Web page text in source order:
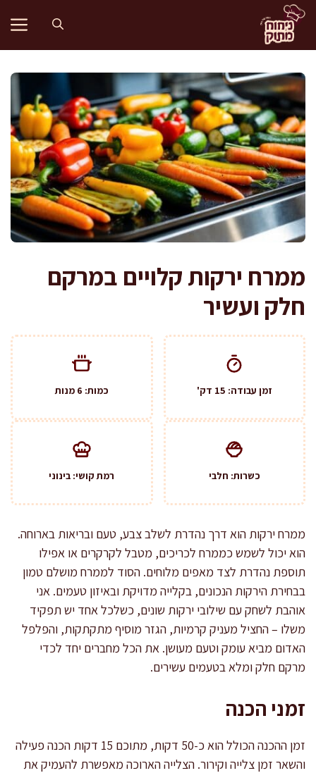
לדלג
לתוכן
ממרח ירקות קלויים במרקם
חלק ועשיר
זמן עבודה: 15 דק' כמות: 6 מנות
כשרות: חלבי רמת קושי: בינוני
ממרח ירקות הוא דרך נהדרת לשלב צבע, טעם ובריאות בארוחה.
הוא יכול לשמש כממרח לכריכים, מטבל לקרקרים או אפילו
תוספת נהדרת לצד מאפים מלוחים. הסוד לממרח מושלם טמון
בבחירת הירקות הנכונים, בקלייה מדויקת ובאיזון טעמים. אני
אוהבת לשחק עם שילובי ירקות שונים, כשלכל אחד יש תפקיד
משלו – החציל מעניק קרמיות, הגזר מוסיף מתקתקות, והפלפל
האדום מביא עומק וטעם מעושן. את הכל מחברים יחד לכדי
מרקם חלק ומלא בטעמים עשירים.
זמני הכנה
זמן ההכנה הכולל הוא כ-50 דקות, מתוכם 15 דקות הכנה פעילה
והשאר זמן צלייה וקירור. הצלייה הארוכה מאפשרת להעמיק את